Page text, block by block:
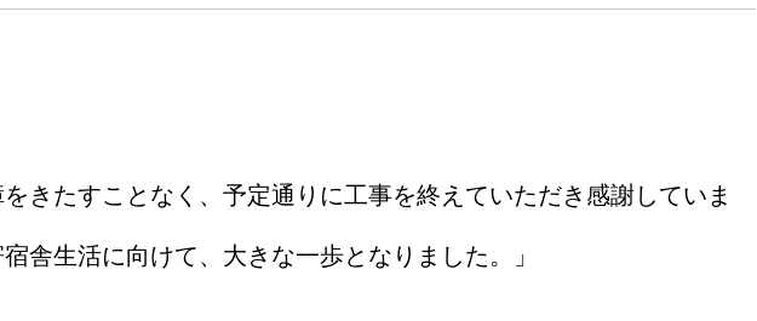
きたすことなく、予定通りに工事を終えていただき感謝していま
舎生活に向けて、大きな一歩となりました。」